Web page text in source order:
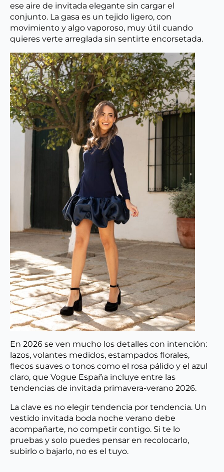
ese aire de invitada elegante sin cargar el
conjunto. La gasa es un tejido ligero, con
movimiento y algo vaporoso, muy útil cuando
quieres verte arreglada sin sentirte encorsetada.
En 2026 se ven mucho los detalles con intención:
lazos, volantes medidos, estampados florales,
flecos suaves o tonos como el rosa pálido y el azul
claro, que Vogue España incluye entre las
tendencias de invitada primavera-verano 2026.
La clave es no elegir tendencia por tendencia. Un
vestido invitada boda noche verano debe
acompañarte, no competir contigo. Si te lo
pruebas y solo puedes pensar en recolocarlo,
subirlo o bajarlo, no es el tuyo.